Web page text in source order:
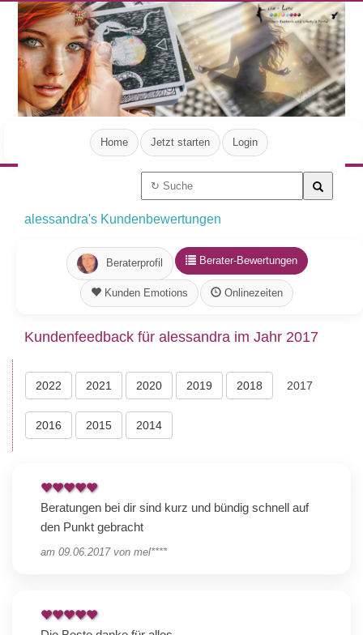
Home Jetzt starten Login
alessandra's Kundenbewertungen
Beraterprofil Berater-Bewertungen
Kunden Emotions Onlinezeiten
Kundenfeedback für alessandra im Jahr 2017
2022 2021 2020 2019 2018 2017
2016 2015 2014
Beratungen bei dir sind kurz und bündig schnell auf
den Punkt gebracht
am 09.06.2017 von mel****